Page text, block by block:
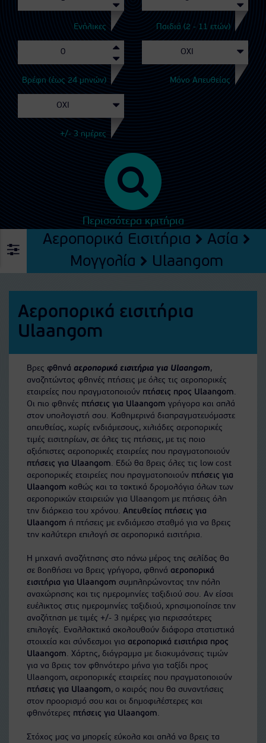
Ενήλικες Παιδιά (2 - 11 ετών)
Βρέφη (έως 24 μηνών) Μόνο Απευθείας
+/- 3 ημέρες
Περισσότερα κριτήρια
Αεροπορικά Εισιτήρια
Ασία
Μογγολία
Ulaangom
Αεροπορικά εισιτήρια
Ulaangom
Βρες φθηνά αεροπορικά εισιτήρια για Ulaangom,
αναζητώντας φθηνές πτήσεις με όλες τις αεροπορικές
εταιρείες που πραγματοποιούν πτήσεις προς Ulaangom.
Οι πιο φθηνές πτήσεις για Ulaangom γρήγορα και απλά
στον υπολογιστή σου. Καθημερινά διαπραγματευόμαστε
απευθείας, χωρίς ενδιάμεσους, χιλιάδες αεροπορικές
τιμές εισιτηρίων, σε όλες τις πτήσεις, με τις ποιο
αξιόπιστες αεροπορικές εταιρείες που πραγματοποιούν
πτήσεις για Ulaangom. Εδώ θα βρεις όλες τις low cost
αεροπορικές εταιρείες που πραγματοποιούν πτήσεις για
Ulaangom καθώς και τα τακτικά δρομολόγια όλων των
αεροπορικών εταιρειών για Ulaangom με πτήσεις όλη
την διάρκεια του χρόνου. Απευθείας πτήσεις για
Ulaangom ή πτήσεις με ενδιάμεσο σταθμό για να βρεις
την καλύτερη επιλογή σε αεροπορικά εισιτήρια.
Η μηχανή αναζήτησης στο πάνω μέρος της σελίδας θα
σε βοηθήσει να βρεις γρήγορα, φθηνά αεροπορικά
εισιτήρια για Ulaangom συμπληρώνοντας την πόλη
αναχώρησης και τις ημερομηνίες ταξιδιού σου. Αν είσαι
ευέλικτος στις ημερομηνίες ταξιδιού, χρησιμοποίησε την
αναζήτηση με τιμές +/- 3 ημέρες για περισσότερες
επιλογές. Εναλλακτικά ακολουθούν διάφορα στατιστικά
στοιχεία και σύνδεσμοι για αεροπορικά εισιτήρια προς
Ulaangom. Χάρτης, διάγραμμα με διακυμάνσεις τιμών
για να βρεις τον φθηνότερο μήνα για ταξίδι προς
Ulaangom, αεροπορικές εταιρείες που πραγματοποιούν
πτήσεις για Ulaangom, ο καιρός που θα συναντήσεις
στον προορισμό σου και οι δημοφιλέστερες και
φθηνότερες πτήσεις για Ulaangom.
Στόχος μας να μπορείς εύκολα και απλά να βρεις τα